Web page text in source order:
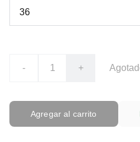
- +
Agregar al carrito